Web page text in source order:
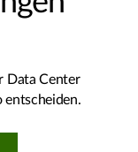
Data Center
entscheiden.